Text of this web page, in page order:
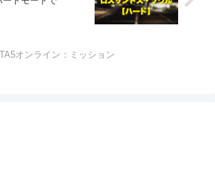
オンライン：ミッション